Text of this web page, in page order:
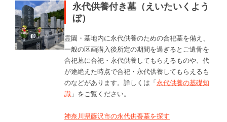
永代供養付き墓（えいたいくよう
ぼ）
霊園・墓地内に永代供養のための合祀墓を備え、
一般の区画購入後所定の期間を過ぎるとご遺骨を
合祀墓に合祀・永代供養してもらえるものや、代
が途絶えた時点で合祀・永代供養してもらえるも
のなどがあります。詳しくは「永代供養の基礎知
識 」をご覧ください。
神奈川県藤沢市の永代供養墓を探す